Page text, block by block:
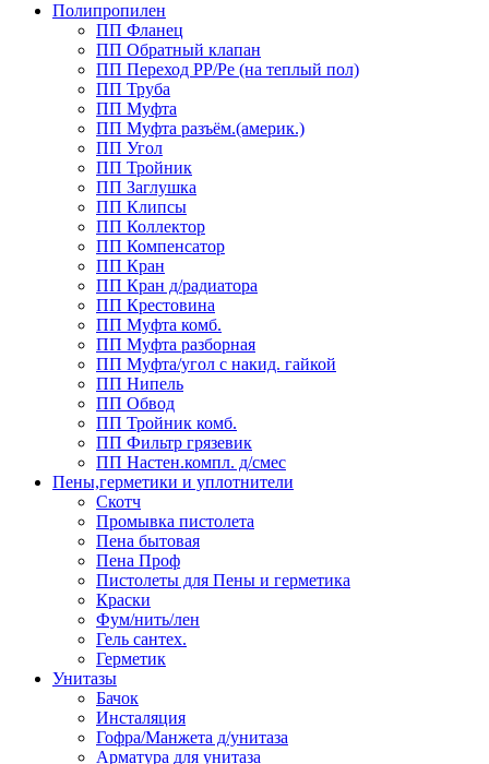
Полипропилен
ПП Фланец
ПП Обратный клапан
ПП Переход PP/Pe (на теплый пол)
ПП Труба
ПП Муфта
ПП Муфта разъём.(америк.)
ПП Угол
ПП Тройник
ПП Заглушка
ПП Клипсы
ПП Коллектор
ПП Компенсатор
ПП Кран
ПП Кран д/радиатора
ПП Крестовина
ПП Муфта комб.
ПП Муфта разборная
ПП Муфта/угол с накид. гайкой
ПП Нипель
ПП Обвод
ПП Тройник комб.
ПП Фильтр грязевик
ПП Настен.компл. д/смес
Пены,герметики и уплотнители
Скотч
Промывка пистолета
Пена бытовая
Пена Проф
Пистолеты для Пены и герметика
Краски
Фум/нить/лен
Гель сантех.
Герметик
Унитазы
Бачок
Инсталяция
Гофра/Манжета д/унитаза
Арматура для унитаза